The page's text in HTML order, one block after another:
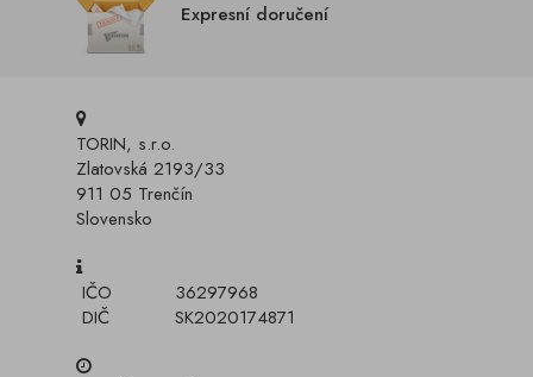
Expresní doručení
TORIN, s.r.o.
Zlatovská 2193/33
911 05 Trenčín
Slovensko
IČO
36297968
DIČ
SK2020174871